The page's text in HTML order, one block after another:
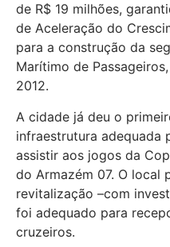
de R$ 19 milhões,
de Aceleração do
para a construção da
Marítimo de
2012.
A cidade já deu o
infraestrutura adequada
assistir aos jogos da
do Armazém 07. O local
revitalização –com
foi adequado para
cruzeiros.